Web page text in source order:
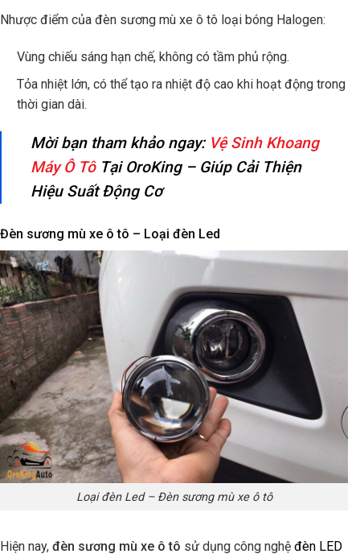
Nhược điểm của đèn sương mù xe ô tô loại bóng Halogen:
Vùng chiếu sáng hạn chế, không có tầm phủ rộng.
Tỏa nhiệt lớn, có thể tạo ra nhiệt độ cao khi hoạt động trong
thời gian dài.
Mời bạn tham khảo ngay: Vệ Sinh Khoang
Máy Ô TôTại OroKing – Giúp Cải Thiện
Hiệu Suất Động Cơ
Đèn sương mù xe ô tô – Loại đèn Led
Loại đèn Led – Đèn sương mù xe ô tô
Hiện nay, đèn sương mù xe ô tô sử dụng công nghệ đèn LED